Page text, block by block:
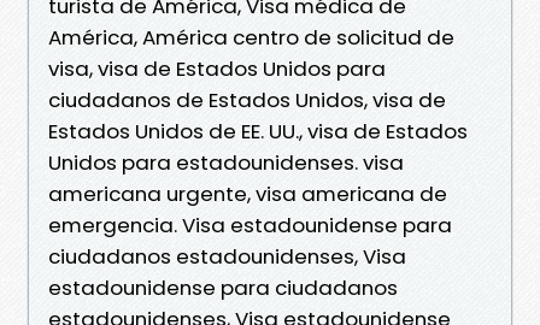
turista de América, Visa médica de
América, América centro de solicitud de
visa, visa de Estados Unidos para
ciudadanos de Estados Unidos, visa de
Estados Unidos de EE. UU., visa de Estados
Unidos para estadounidenses. visa
americana urgente, visa americana de
emergencia. Visa estadounidense para
ciudadanos estadounidenses, Visa
estadounidense para ciudadanos
estadounidenses, Visa estadounidense